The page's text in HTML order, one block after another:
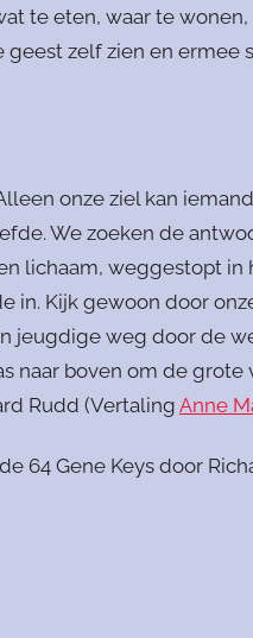
te eten, waar te
zelf zien en
onze ziel kan
We zoeken de
lichaam, weggestopt
in. Kijk gewoon door
jeugdige weg door de
naar boven om de
Rudd (Vertaling Anne
64 Gene Keys door